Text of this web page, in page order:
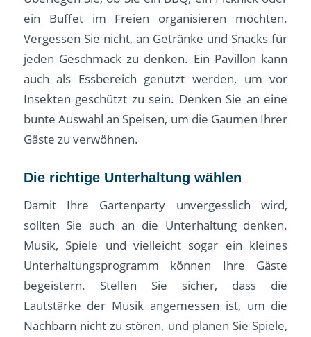
ein Buffet im Freien organisieren möchten.
Vergessen Sie nicht, an Getränke und Snacks für
jeden Geschmack zu denken. Ein Pavillon kann
auch als Essbereich genutzt werden, um vor
Insekten geschützt zu sein. Denken Sie an eine
bunte Auswahl an Speisen, um die Gaumen Ihrer
Gäste zu verwöhnen.
Die richtige Unterhaltung wählen
Damit Ihre Gartenparty unvergesslich wird,
sollten Sie auch an die Unterhaltung denken.
Musik, Spiele und vielleicht sogar ein kleines
Unterhaltungsprogramm können Ihre Gäste
begeistern. Stellen Sie sicher, dass die
Lautstärke der Musik angemessen ist, um die
Nachbarn nicht zu stören, und planen Sie Spiele,